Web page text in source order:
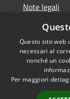
Note legali
Accessibilità
Questo sito web
necessari al
nonché un
Per maggiori